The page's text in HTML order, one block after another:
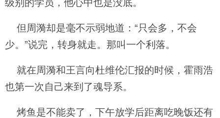
级别的学员，他心中也是没底。
但周漪却是毫不示弱地道：“只会多，不会
少。”说完，转身就走。那叫一个利落。
就在周漪和王言向杜维伦汇报的时候，霍雨浩
也第一次自己来到了魂导系。
烤鱼是不能卖了，下午放学后距离吃晚饭还有